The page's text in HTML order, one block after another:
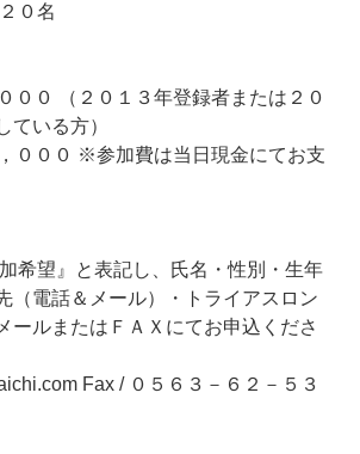
０名
００ （２０１３年登録者または２０
ている方）
０００ ※参加費は当日現金にてお支
希望』と表記し、氏名・性別・生年
（電話＆メール）・トライアスロン
ールまたはＦＡＸにてお申込くださ
Fax / ０５６３－６２－５３